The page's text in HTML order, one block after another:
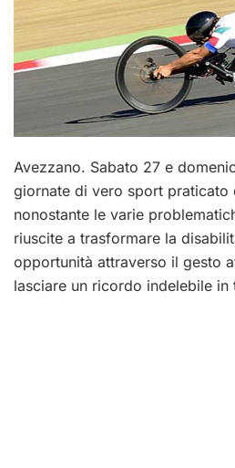
Avezzano. Sabato 27 e
giornate di vero sport praticato
nonostante le varie
riuscite a trasformare la
opportunità attraverso il gesto
lasciare un ricordo indelebile in